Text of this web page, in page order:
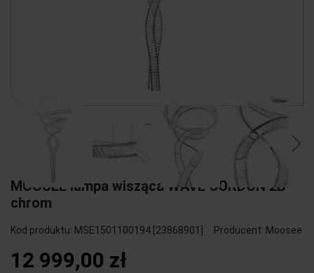
MOOSEE lampa wisząca WAVE CORDON 2B
chrom
Kod produktu: MSE1501100194 [23868901] Producent: Moosee
12 999,00 zł